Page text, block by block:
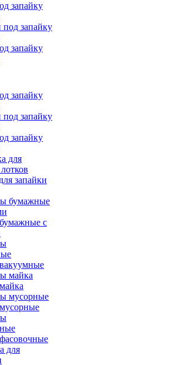
запайку
запайку
запайку
запайку
запайки
с